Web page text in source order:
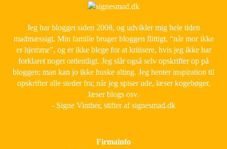
Jeg har blogget siden 2008, og udvikler mig hele tiden
madmæssigt. Min familie bruger bloggen flittigt, “når mor ikke
er hjemme”, og er ikke blege for at kritisere, hvis jeg ikke har
forklaret noget ordentligt. Jeg slår også selv opskrifter op på
bloggen; man kan jo ikke huske alting. Jeg henter inspiration til
opskrifter alle steder fra; når jeg spiser ude, læser kogebøger,
læser blogs osv.
- Signe Vinther, stifter af signesmad.dk
Firmainfo